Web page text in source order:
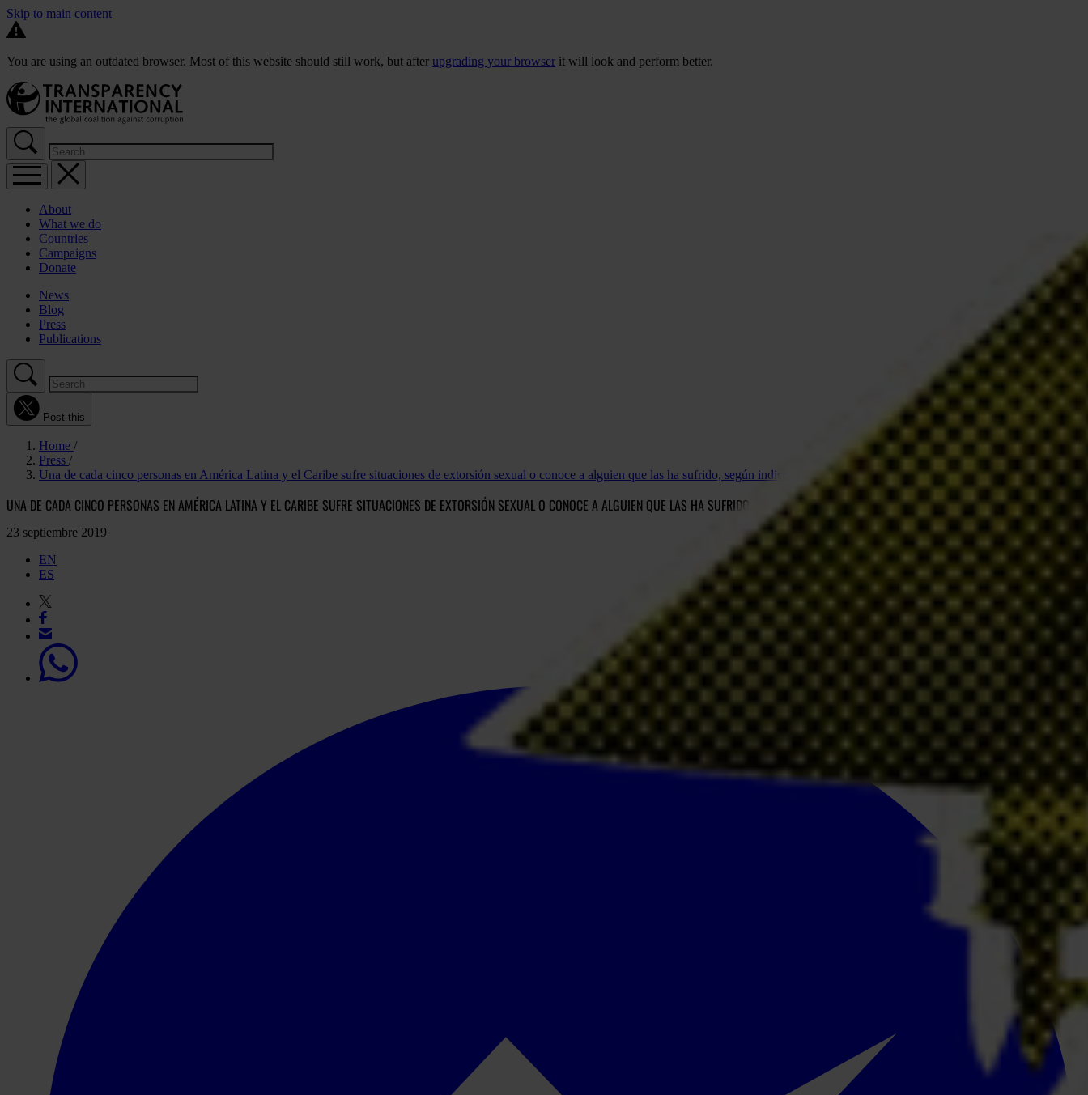
Skip to main content
You are using an outdated browser. Most of this website should still work, but after upgrading your browser it will look and perform better.
About
What we do
Countries
Campaigns
Donate
News
Blog
Press
Publications
Post this
Home
Press
Una de cada cinco personas en América Latina y el Caribe sufre situaciones de extorsión sexual o conoce a alguien que las ha sufrido, según indica encuesta
UNA DE CADA CINCO PERSONAS EN AMÉRICA LATINA Y EL CARIBE SUFRE SITUACIONES DE EXTORSIÓN SEXUAL O CONOCE A ALGUIEN QUE LAS HA SUFRIDO, SEGÚN INDICA ENCUESTA
23 septiembre 2019
EN
ES